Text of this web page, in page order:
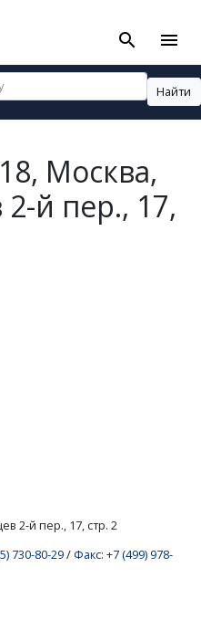
search menu
Найти
Москва,
й пер., 17,
2-й пер., 17, стр. 2
730-80-29/ Факс: +7 (499) 978-